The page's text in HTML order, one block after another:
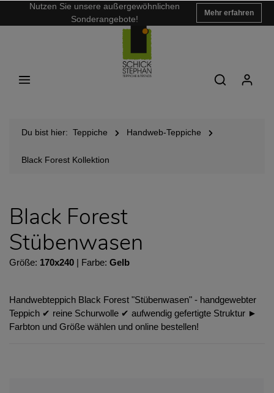
Nutzen Sie unsere außergewöhnlichen
Sonderangebote!
Mehr erfahren
Du bist hier: Teppiche Handweb-Teppiche
Black Forest Kollektion
Black Forest
Stübenwasen
Größe: 170x240 | Farbe: Gelb
Handwebteppich Black Forest "Stübenwasen" - handgewebter
Teppich ✔︎ reine Schurwolle ✔︎ aufwendig gefertigte Struktur ►
Farbton und Größe wählen und online bestellen!